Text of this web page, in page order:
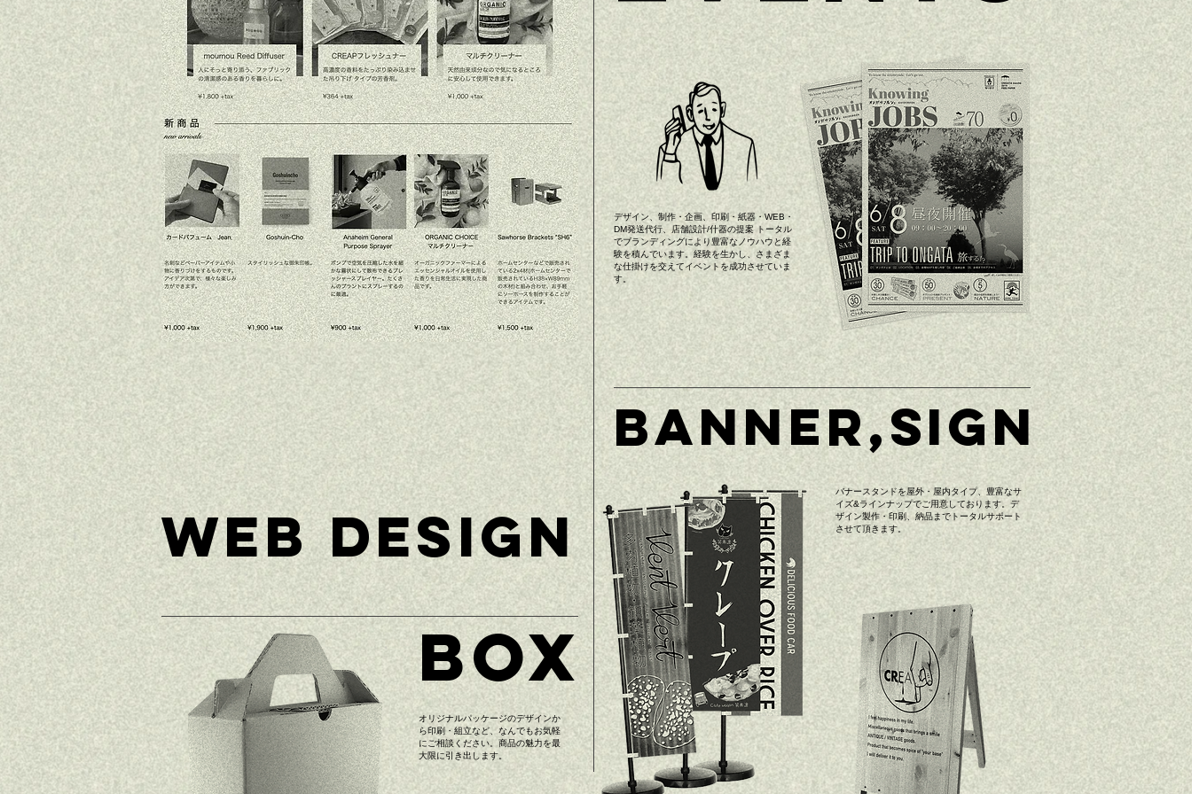
デザイン、制作・企画、印刷・紙器・WEB・
DM発送代行、店舗設計/什器の提案 トータル
でブランディングにより豊富なノウハウと経
験を積んでいます。経験を生かし、さまざま
な仕掛けを交えてイベントを成功させていま
す。
BANNER,SIGN
WEB DESIGN
BOX
オリジナルパッケージのデザインか
ら印刷・組立など、なんでもお気軽
にご相談ください。商品の魅力を最
大限に引き出します。
バナースタンドを屋外・屋内タイプ、豊富なサ
イズ&ラインナップでご用意しております。デ
ザイン製作・印刷、納品までトータルサポート
させて頂きます。